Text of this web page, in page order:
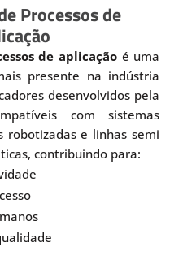
Processos de
de aplicaçãoé uma
presente na indústria
desenvolvidos pela
com sistemas
robotizadas e linhas semi
contribuindo para: